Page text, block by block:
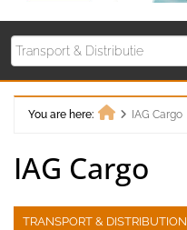
You are here:
IAG Cargo
IAG Cargo
TRANSPORT & DISTRIBUTION